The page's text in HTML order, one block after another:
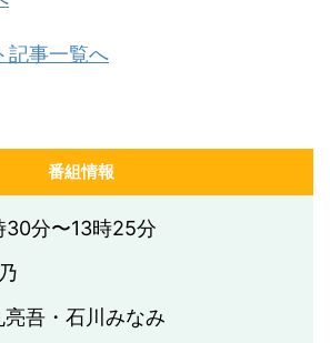
記事一覧へ
番組情報
分〜13時25分
亮吾・石川みなみ